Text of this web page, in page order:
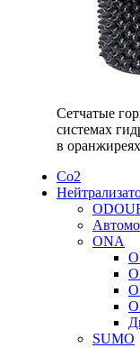
Сетчатые
системах
в
Со2
ONA
SUMO